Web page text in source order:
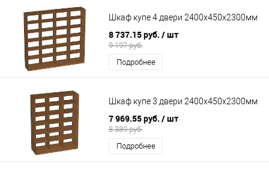
Шкаф купе 4 двери 2400х450х2300мм
8 737.15 руб. / шт
9 197 руб.
Подробнее
Шкаф купе 3 двери 2400х450х2300мм
7 969.55 руб. / шт
8 389 руб.
Подробнее